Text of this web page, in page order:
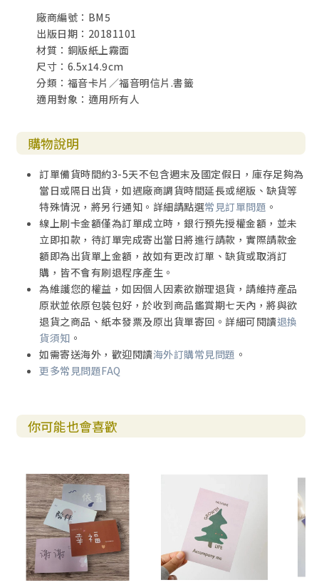
廠商編號：BM5
出版日期：20181101
材質：銅版紙上霧面
尺寸：6.5x14.9cm
分類：福音卡片／福音明信片.書籤
適用對象：適用所有人
購物說明
訂單備貨時間約3-5天不包含週末及國定假日，庫存足夠為
當日或隔日出貨，如遇廠商調貨時間延長或絕版、缺貨等
特殊情況，將另行通知。詳細請點選常見訂單問題 。
線上刷卡金額僅為訂單成立時，銀行預先授權金額，並未
立即扣款，待訂單完成寄出當日將進行請款，實際請款金
額即為出貨單上金額，故如有更改訂單、缺貨或取消訂
購，皆不會有刷退程序產生。
為維護您的權益，如因個人因素欲辦理退貨，請維持產品
原狀並依原包裝包好，於收到商品鑑賞期七天內，將與欲
退貨之商品、紙本發票及原出貨單寄回。詳細可閱讀退換
貨須知 。
如需寄送海外，歡迎閱讀海外訂購常見問題 。
更多常見問題FAQ
你可能也會喜歡